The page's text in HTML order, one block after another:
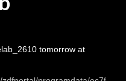
tomorrow at